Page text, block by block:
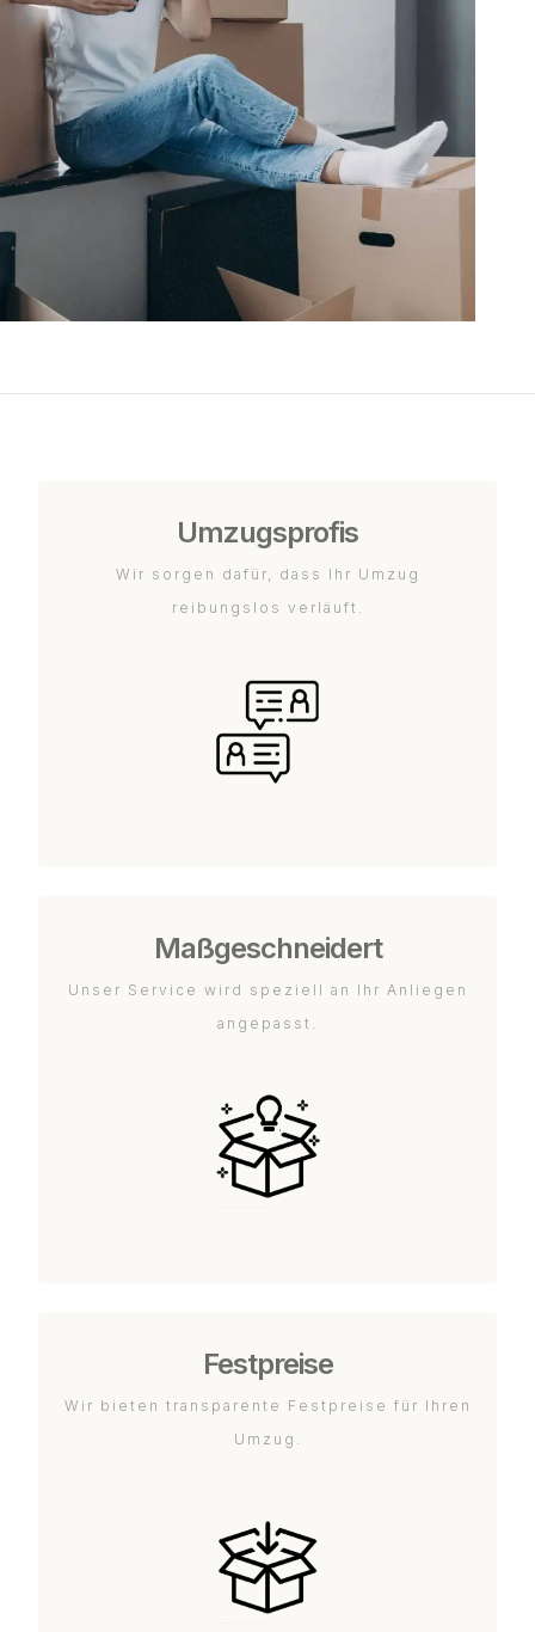
Umzugsprofis
Wir sorgen dafür, dass Ihr Umzug
reibungslos verläuft.
Maßgeschneidert
Unser Service wird speziell an Ihr Anliegen
angepasst.
Festpreise
Wir bieten transparente Festpreise für Ihren
Umzug.